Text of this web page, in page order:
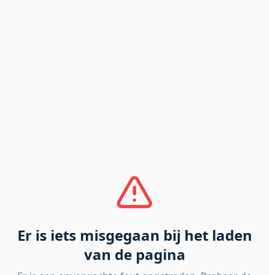
Er is iets misgegaan bij het laden
van de pagina